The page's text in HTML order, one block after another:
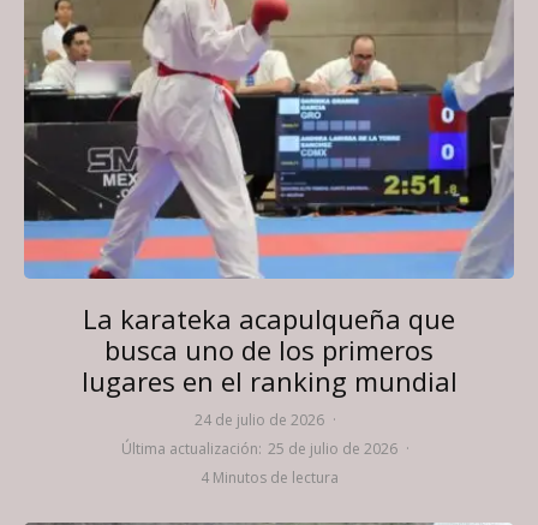
La karateka acapulqueña que
busca uno de los primeros
lugares en el ranking mundial
24 de julio de 2026 ·
Última actualización: 25 de julio de 2026 ·
4 Minutos de lectura